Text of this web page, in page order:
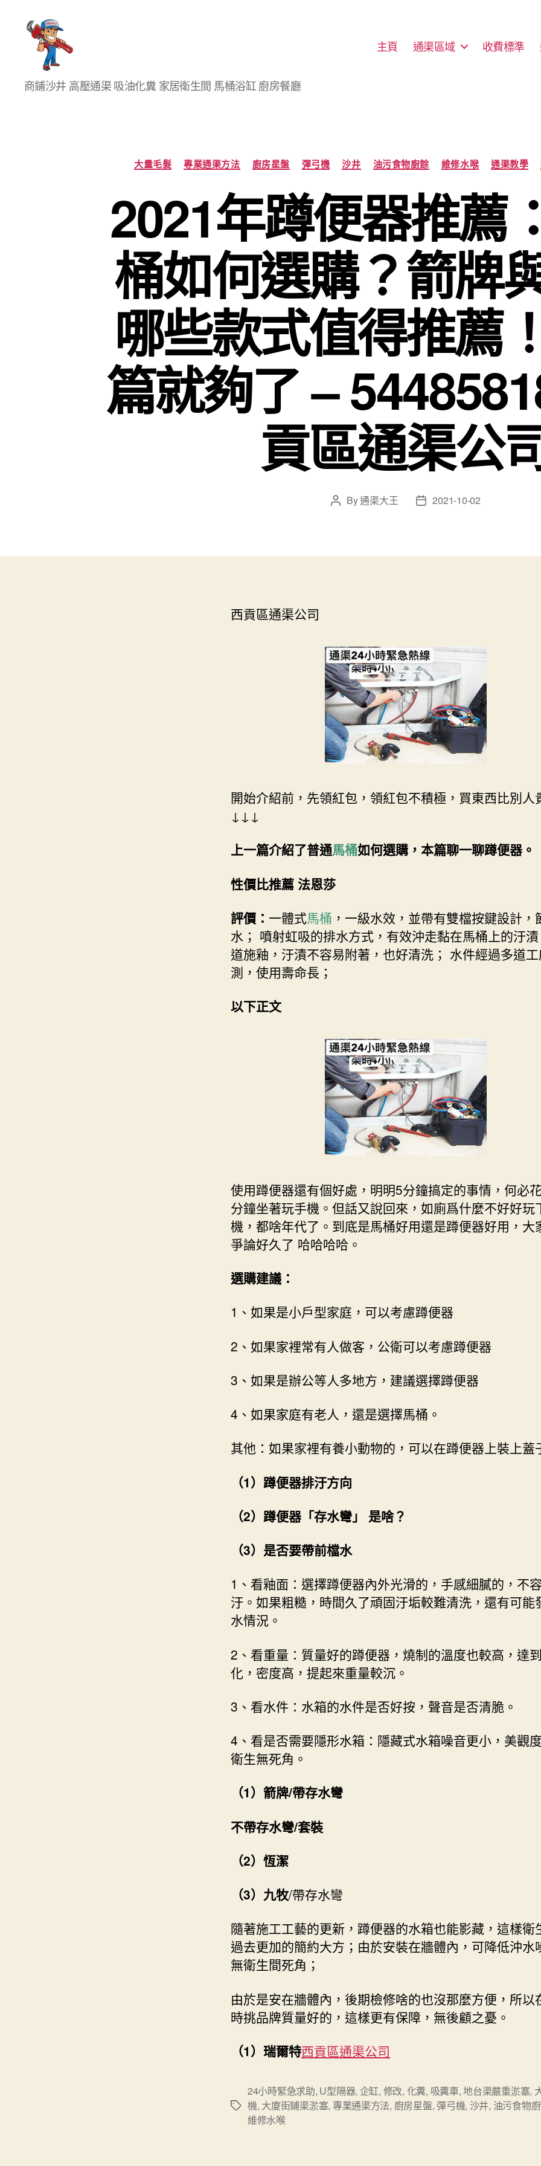
香
港
商鋪沙井 高壓通渠 吸油化糞 家居衛生間 馬桶浴缸 廚房餐廳
主頁 通渠區域 收費標準
Categories
大量毛髮 專業通渠方法 廚房星盤 彈弓機 沙井 油污食物廚餘 維修水喉 通渠教學
2021年蹲便器推薦
桶如何選購？箭牌
哪些款式值得推薦
篇就夠了 –
貢區通渠公
PostBy通渠大王
Post2021-10-02
西貢區通渠公司
開始介紹前，先領紅包，領紅包不積極，買東西比別人
↓↓↓
上一篇介紹了普通馬桶如何選購，本篇聊一聊蹲便器。
性價比推薦 法恩莎
評價： 一體式馬桶 ，一級水效，並帶有雙檔按鍵設計，
水； 噴射虹吸的排水方式，有效沖走黏在馬桶上的汙
道施釉，汙漬不容易附著，也好清洗； 水件經過多道
測，使用壽命長；
以下正文
使用蹲便器還有個好處，明明5分鐘搞定的事情，何必
分鐘坐著玩手機。但話又說回來，如廁爲什麼不好好玩
機，都啥年代了。到底是馬桶好用還是蹲便器好用，大
爭論好久了 哈哈哈哈。
選購建議：
1、如果是小戶型家庭，可以考慮蹲便器
2、如果家裡常有人做客，公衛可以考慮蹲便器
3、如果是辦公等人多地方，建議選擇蹲便器
4、如果家庭有老人，還是選擇馬桶。
其他：如果家裡有養小動物的，可以在蹲便器上裝上蓋
（1）蹲便器排汙方向
（2）蹲便器「存水彎」 是啥？
（3）是否要帶前檔水
1、看釉面：選擇蹲便器內外光滑的，手感細膩的，不
汙。如果粗糙，時間久了頑固汙垢較難清洗，還有可能
水情況。
2、看重量：質量好的蹲便器，燒制的溫度也較高，達
化，密度高，提起來重量較沉。
3、看水件：水箱的水件是否好按，聲音是否清脆。
4、看是否需要隱形水箱：隱藏式水箱噪音更小，美觀
衛生無死角。
（1）箭牌/帶存水彎
不帶存水彎/套裝
（2）恆潔
（3）九牧/帶存水彎
隨著施工工藝的更新，蹲便器的水箱也能影藏，這樣衛
過去更加的簡約大方；由於安裝在牆體內，可降低沖水
無衛生間死角；
由於是安在牆體內，後期檢修啥的也沒那麼方便，所以
時挑品牌質量好的，這樣更有保障，無後顧之憂。
（1）瑞爾特西貢區通渠公司
Tags
24小時緊急求助, U型隔器, 企缸, 修改, 化糞, 吸糞車,地台渠嚴重淤塞,
機, 大廈街鋪渠淤塞, 專業通渠方法, 廚房星盤, 彈弓機, 沙井, 油污食物
維修水喉